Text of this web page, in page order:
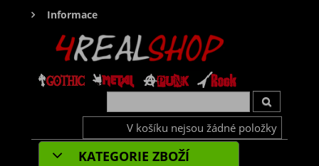
Informace
V košíku nejsou žádné položky
KATEGORIE ZBOŽÍ